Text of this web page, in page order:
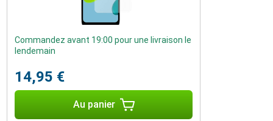
Commandez avant 19:00 pour une livraison le
lendemain
14,95 €
Au panier